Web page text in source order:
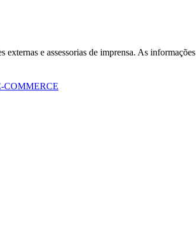
e assessorias de imprensa. As
COMMERCE